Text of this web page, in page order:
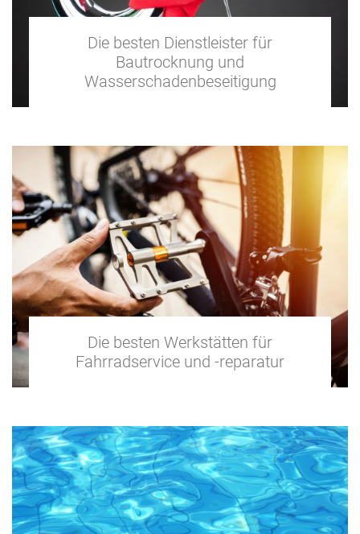
Die besten Dienstleister für
Bautrocknung und
Wasserschadenbeseitigung
Die besten Werkstätten für
Fahrradservice und -reparatur